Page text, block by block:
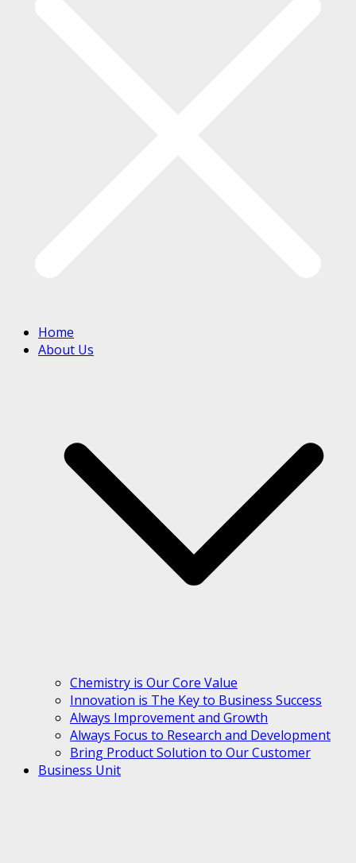
Home
About Us
Chemistry is Our Core Value
Innovation is The Key to Business Success
Always Improvement and Growth
Always Focus to Research and Development
Bring Product Solution to Our Customer
Business Unit